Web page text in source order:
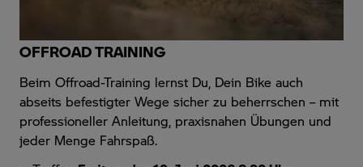
OFFROAD TRAINING
Beim Offroad-Training lernst Du, Dein Bike auch
abseits befestigter Wege sicher zu beherrschen – mit
professioneller Anleitung, praxisnahen Übungen und
jeder Menge Fahrspaß.